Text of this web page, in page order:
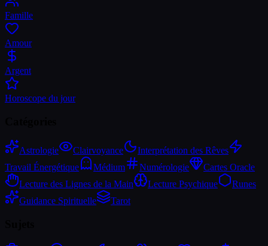
Famille
Amour
Argent
Horoscope du jour
Astrologie Clairvoyance
Interprétation des Rêves
Travail Énergétique
Médium Numérologie
Cartes Oracle
Lecture des Lignes de la Main
Lecture Psychique
Runes
Guidance Spirituelle
Tarot